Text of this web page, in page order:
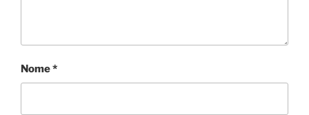
Nome*